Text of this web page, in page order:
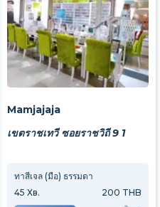
Mamjajaja
เขตราชเทวี ซอยราชวิถี 9 1
ทาสีเจล (มือ) ธรรมดา
45 Хв. 200 THB